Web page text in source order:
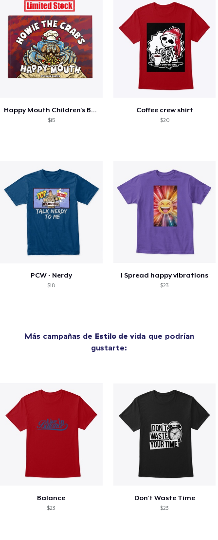
Happy Mouth Children's Book
$15
Coffee crew shirt
$20
PCW - Nerdy
$18
I Spread happy vibrations
$23
Más campañas de Estilo de vida que podrían
gustarte:
Balance
$23
Don't Waste Time
$23